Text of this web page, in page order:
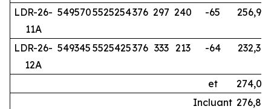
LDR-26-
11A
5495705525254376 297 240 -65 256,9
LDR-26-
12A
549345 5525425376 333 213 -64 232,3
et 274,0
Incluant 276,8